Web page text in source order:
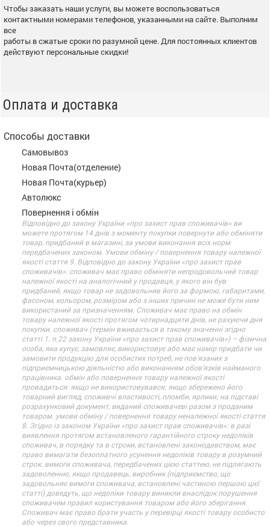
Чтобы заказать наши услуги, вы можете воспользоваться
контактными номерами телефонов, указанными на сайте. Выполним
все
работы в сжатые сроки по разумной цене. Для постоянных клиентов
действуют персональные скидки!
Оплата и доставка
Способы доставки
Самовывоз
Новая Почта(отделение)
Новая Почта(курьер)
Автолюкс
Повернення і обмін
Відповідно до закону України «про захист прав споживачів» ви
можете протягом 14 днів з моменту покупки повернути або обміняти
товар, придбаний в магазині, за умови виконання всіх норм
передбачених законом. Умови обміну / повернення товару належної
якості стаття 9. Відповідно до закону України «про захист прав
споживачів»: споживач має право обміняти непродовольчий товар
належної якості на аналогічний у продавця, у якого він був
придбаний, якщо товар не задовольнив його за формою, габаритами,
фасоном, кольором, розміром або з інших причин не може бути ним
використаний за призначенням. Споживач має право на обмін
товару належної якості протягом чотирнадцяти днів, не рахуючи дня
покупки. споживач (термін вживається в такому значенні згідно
статті 1. п.22 закону України «про захист прав споживачів») – фізична
особа, яка купує, замовляє, використовує або має намір придбати чи
замовити продукцію для особистих потреб, не пов’язаних з
підприємницькою діяльністю або виконанням обов’язків найманого
працівника. обмін або повернення товару належної якості
провадиться: якщо не використовувався; якщо збережено його
товарний вигляд, споживчі властивості, пломби, ярлики; на підставі
розрахунковий документ, виданий споживачеві разом з проданим
товаром. умови обміну / повернення товару неналежної якості стаття
8. Згідно із законом України «про захист прав споживачів»: в разі
виявлення протягом встановленого гарантійного строку недоліків
споживач, в порядку та в строки, встановлені законодавством, має
право вимагати безоплатного усунення недоліків товару в розумний
строк. вимоги споживача, передбачених цією статтею, не підлягають
задоволенню, якщо продавець, виробник (підприємство, що
задовольняє вимоги споживача, встановлені частиною першою цієї
статті) доведуть, що недоліки товару виникли внаслідок порушення
споживачем правил користування товаром або його зберігання.
Споживач має право брати участь у перевірці якості товару особисто
або через свого представника.